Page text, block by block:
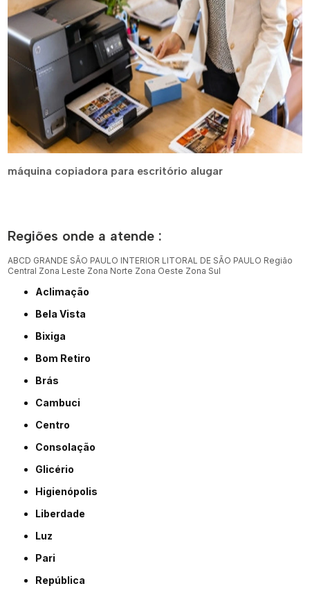
máquina copiadora para escritório alugar
Regiões onde a atende :
ABCD GRANDE SÃO PAULO INTERIOR LITORAL DE SÃO PAULO Região
Central Zona Leste Zona Norte Zona Oeste Zona Sul
Aclimação
Bela Vista
Bixiga
Bom Retiro
Brás
Cambuci
Centro
Consolação
Glicério
Higienópolis
Liberdade
Luz
Pari
República